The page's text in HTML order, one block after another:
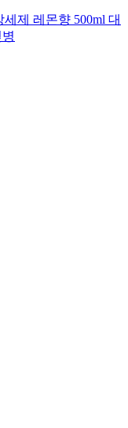
제 레몬향 500ml 대
병